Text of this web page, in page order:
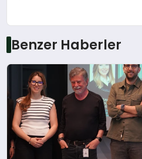
Benzer Haberler